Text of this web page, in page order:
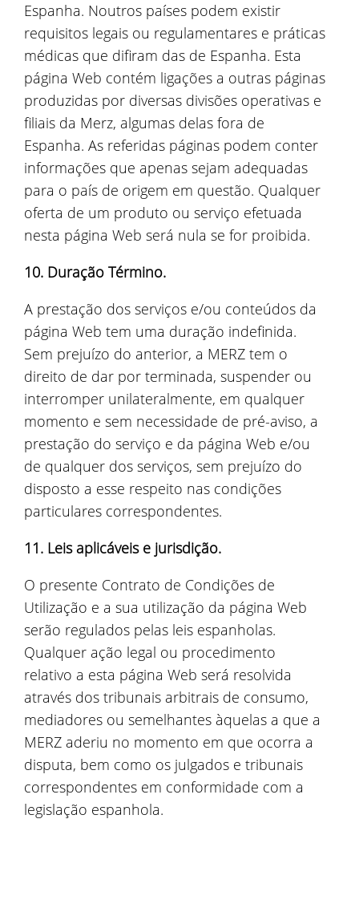
Espanha. Noutros países podem existir
requisitos legais ou regulamentares e práticas
médicas que difiram das de Espanha. Esta
página Web contém ligações a outras páginas
produzidas por diversas divisões operativas e
filiais da Merz, algumas delas fora de
Espanha. As referidas páginas podem conter
informações que apenas sejam adequadas
para o país de origem em questão. Qualquer
oferta de um produto ou serviço efetuada
nesta página Web será nula se for proibida.
10. Duração Término.
A prestação dos serviços e/ou conteúdos da
página Web tem uma duração indefinida.
Sem prejuízo do anterior, a MERZ tem o
direito de dar por terminada, suspender ou
interromper unilateralmente, em qualquer
momento e sem necessidade de pré-aviso, a
prestação do serviço e da página Web e/ou
de qualquer dos serviços, sem prejuízo do
disposto a esse respeito nas condições
particulares correspondentes.
11. Leis aplicáveis e jurisdição.
O presente Contrato de Condições de
Utilização e a sua utilização da página Web
serão regulados pelas leis espanholas.
Qualquer ação legal ou procedimento
relativo a esta página Web será resolvida
através dos tribunais arbitrais de consumo,
mediadores ou semelhantes àquelas a que a
MERZ aderiu no momento em que ocorra a
disputa, bem como os julgados e tribunais
correspondentes em conformidade com a
legislação espanhola.